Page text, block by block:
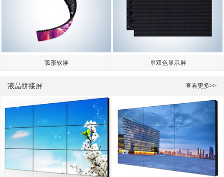
弧形软屏 单双色显示屏
液晶拼接屏 查看更多>>